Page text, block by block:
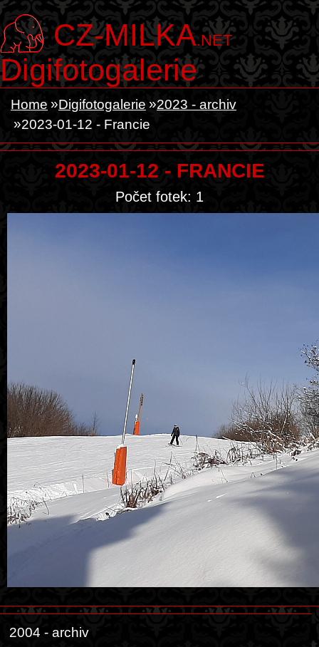
CZ-MILKA.NET
Digifotogalerie
Home Digifotogalerie
2023 - archiv
2023-01-12 - Francie
2023-01-12 - FRANCIE
Počet fotek: 1
2004 - archiv